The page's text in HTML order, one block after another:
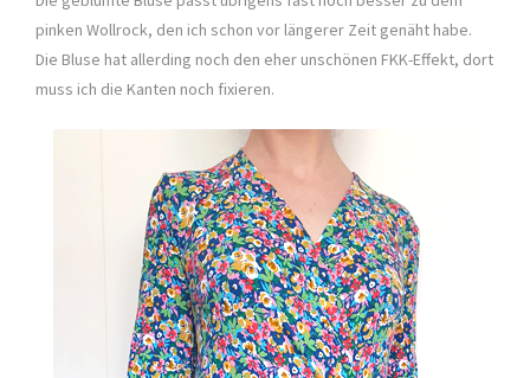
pinken Wollrock, den ich schon vor längerer Zeit genäht habe.
Die Bluse hat allerding noch den eher unschönen FKK-Effekt, dort
muss ich die Kanten noch fixieren.